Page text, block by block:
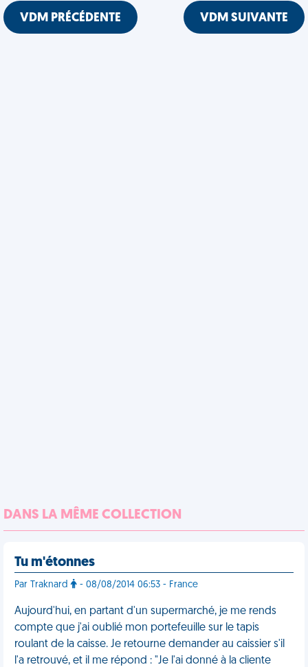
VDM PRÉCÉDENTE VDM SUIVANTE
DANS LA MÊME COLLECTION
Tu m'étonnes
Par Traknard - 08/08/2014 06:53 - France
Aujourd'hui, en partant d'un supermarché, je me rends
compte que j'ai oublié mon portefeuille sur le tapis
roulant de la caisse. Je retourne demander au caissier s'il
l'a retrouvé, et il me répond : "Je l'ai donné à la cliente